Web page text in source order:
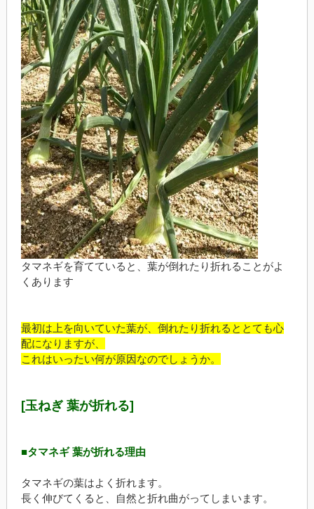
タマネギを育てていると、葉が倒れたり折れることがよ
くあります
最初は上を向いていた葉が、倒れたり折れるととても心
配になりますが、
これはいったい何が原因なのでしょうか。
[玉ねぎ 葉が折れる]
■タマネギ 葉が折れる理由
タマネギの葉はよく折れます。
長く伸びてくると、自然と折れ曲がってしまいます。